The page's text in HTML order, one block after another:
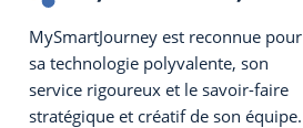
MySmartJourney est reconnue pour
sa technologie polyvalente, son
service rigoureux et le savoir-faire
stratégique et créatif de son équipe.